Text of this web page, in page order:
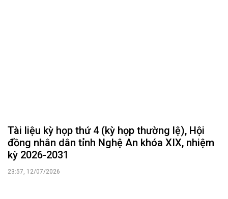
Tài liệu kỳ họp thứ 4 (kỳ họp thường lệ), Hội
đồng nhân dân tỉnh Nghệ An khóa XIX, nhiệm
kỳ 2026-2031
23:57, 12/07/2026